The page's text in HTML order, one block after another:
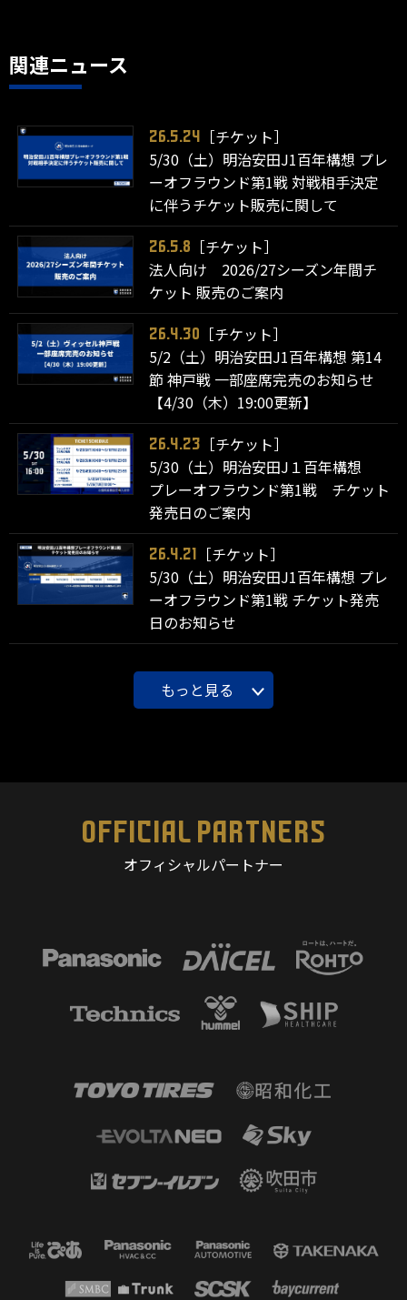
関連ニュース
26.5.24
［チケット］
5/30（土）明治安田J1百年構想 プレ
ーオフラウンド第1戦 対戦相手決定
に伴うチケット販売に関して
26.5.8
［チケット］
法人向け 2026/27シーズン年間チ
ケット 販売のご案内
26.4.30
［チケット］
5/2（土）明治安田J1百年構想 第14
節 神戸戦 一部座席完売のお知らせ
【4/30（木）19:00更新】
26.4.23
［チケット］
5/30（土）明治安田J１百年構想
プレーオフラウンド第1戦 チケット
発売日のご案内
26.4.21
［チケット］
5/30（土）明治安田J1百年構想 プレ
ーオフラウンド第1戦 チケット発売
日のお知らせ
もっと見る
OFFICIAL PARTNERS
オフィシャルパートナー